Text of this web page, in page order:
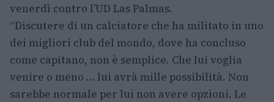
venerdì contro l’UD Las Palmas.
“Discutere di un calciatore che ha militato in uno
dei migliori club del mondo, dove ha concluso
come capitano, non è semplice. Che lui voglia
venire o meno … lui avrà mille possibilità. Non
sarebbe normale per lui non avere opzioni. Le